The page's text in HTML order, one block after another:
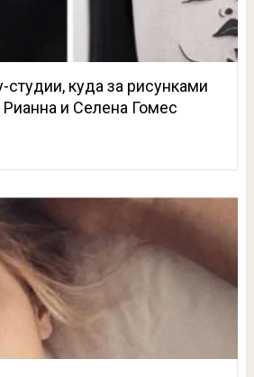
студии, куда за рисунками
и Селена Гомес